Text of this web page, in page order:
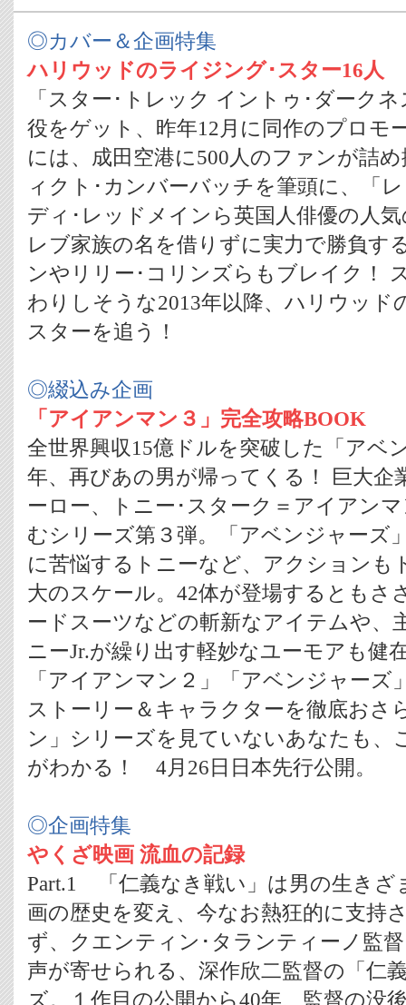
◎カバー＆企画特集
ハリウッドのライジング･スター16人
「スター･トレック イントゥ･ダーク
役をゲット、昨年12月に同作のプロモ
には、成田空港に500人のファンが詰
ィクト･カンバーバッチを筆頭に、「
ディ･レッドメインら英国人俳優の人
レブ家族の名を借りずに実力で勝負す
ンやリリー･コリンズらもブレイク！
わりしそうな2013年以降、ハリウッド
スターを追う！
◎綴込み企画
「アイアンマン３」完全攻略BOOK
全世界興収15億ドルを突破した「アベ
年、再びあの男が帰ってくる！ 巨大企
ーロー、トニー･スターク＝アイアン
むシリーズ第３弾。「アベンジャーズ
に苦悩するトニーなど、アクションも
大のスケール。42体が登場するともさ
ードスーツなどの斬新なアイテムや、
ニーJr.が繰り出す軽妙なユーモアも健
「アイアンマン２」「アベンジャーズ
ストーリー＆キャラクターを徹底おさ
ン」シリーズを見ていないあなたも、
がわかる！ 4月26日日本先行公開。
◎企画特集
やくざ映画 流血の記録
Part.1 「仁義なき戦い」は男の生きざ
画の歴史を変え、今なお熱狂的に支持
ず、クエンティン･タランティーノ監
声が寄せられる、深作欣二監督の「仁
ズ。１作目の公開から40年、監督の没